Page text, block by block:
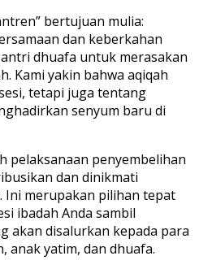
bertujuan mulia:
dan keberkahan
dhuafa untuk merasakan
Kami yakin bahwa aqiqah
tetapi juga tentang
senyum baru di
pelaksanaan penyembelihan
dan dinikmati
Ini merupakan pilihan tepat
ibadah Anda sambil
akan disalurkan kepada para
anak yatim, dan dhuafa.